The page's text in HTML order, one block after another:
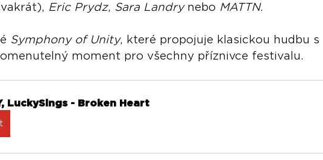
Eric Prydz, Sara Landry nebo MATTN.
Symphony of Unity, které propojuje klasickou hudbu s
moment pro všechny příznivce festivalu.
LuckySings - Broken Heart